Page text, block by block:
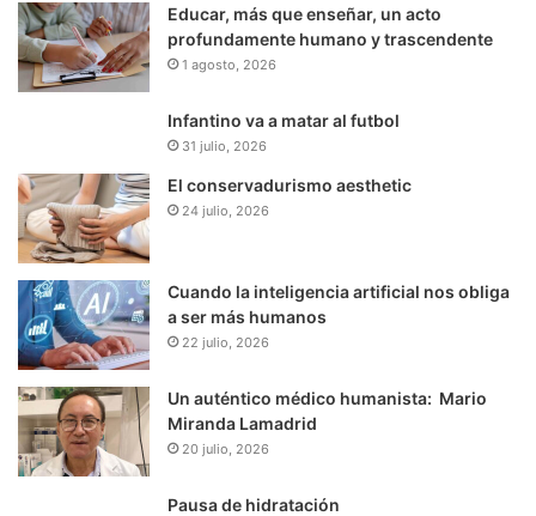
Educar, más que enseñar, un acto
profundamente humano y trascendente
1 agosto, 2026
Infantino va a matar al futbol
31 julio, 2026
El conservadurismo aesthetic
24 julio, 2026
Cuando la inteligencia artificial nos obliga
a ser más humanos
22 julio, 2026
Un auténtico médico humanista: Mario
Miranda Lamadrid
20 julio, 2026
Pausa de hidratación